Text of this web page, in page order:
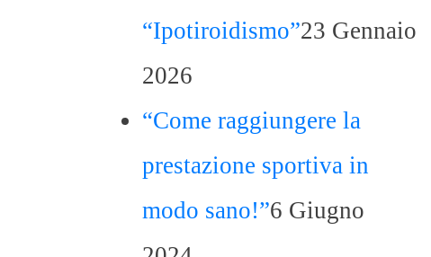
“Ipotiroidismo”23 Gennaio
2026
“Come raggiungere la
prestazione sportiva in
modo sano!”6 Giugno